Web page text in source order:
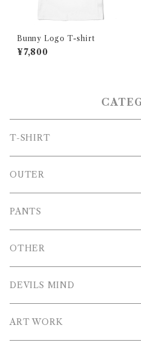
Bunny Logo T-shirt
¥7,800
T-SHIRT
T-SHIRT
LONG T-SHIRT
OUTER
Blouson
SWEAT
HOODIE
ZIP HOODIE
PANTS
OTHER
DEVILS MIND
ART WORK